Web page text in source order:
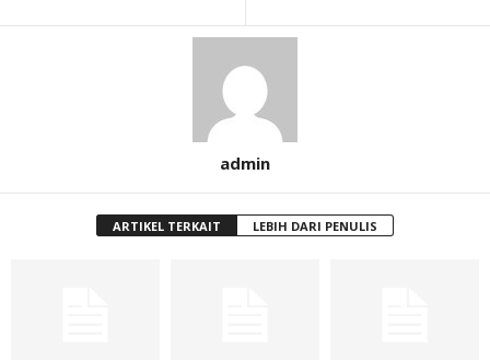
admin
ARTIKEL TERKAIT LEBIH DARI PENULIS